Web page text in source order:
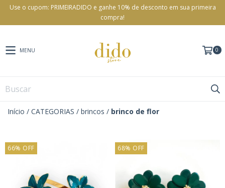
Use o cupom: PRIMEIRADIDO e ganhe 10% de desconto em sua primeira
compra!
MENU 0
Início / CATEGORIAS / brincos / brinco de flor
66% OFF 68% OFF